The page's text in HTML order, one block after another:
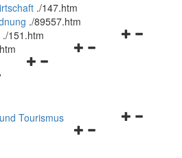
./147.htm
./89557.htm
Navigationsmenü
./151.htm
Navigationsmenü
Navigationsmenü
Tourismus